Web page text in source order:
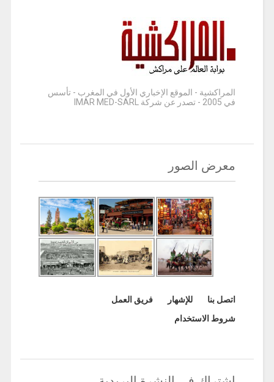
المراكشية - الموقع الإخباري الأول في المغرب - تأسس
في 2005 - تصدر عن شركة IMAR MED-SARL
معرض الصور
اتصل بنا للإشهار
فريق العمل
شروط الاستخدام